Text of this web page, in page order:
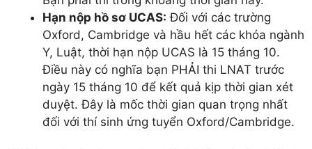
Hạn nộp hồ sơ UCAS: Đối với các trường
Oxford, Cambridge và hầu hết các khóa ngành
Y, Luật, thời hạn nộp UCAS là 15 tháng 10.
Điều này có nghĩa bạn PHẢI thi LNAT trước
ngày 15 tháng 10 để kết quả kịp thời gian xét
duyệt. Đây là mốc thời gian quan trọng nhất
đối với thí sinh ứng tuyển Oxford/Cambridge.